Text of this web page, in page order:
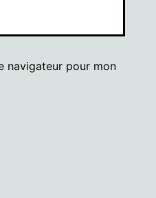
navigateur pour mon